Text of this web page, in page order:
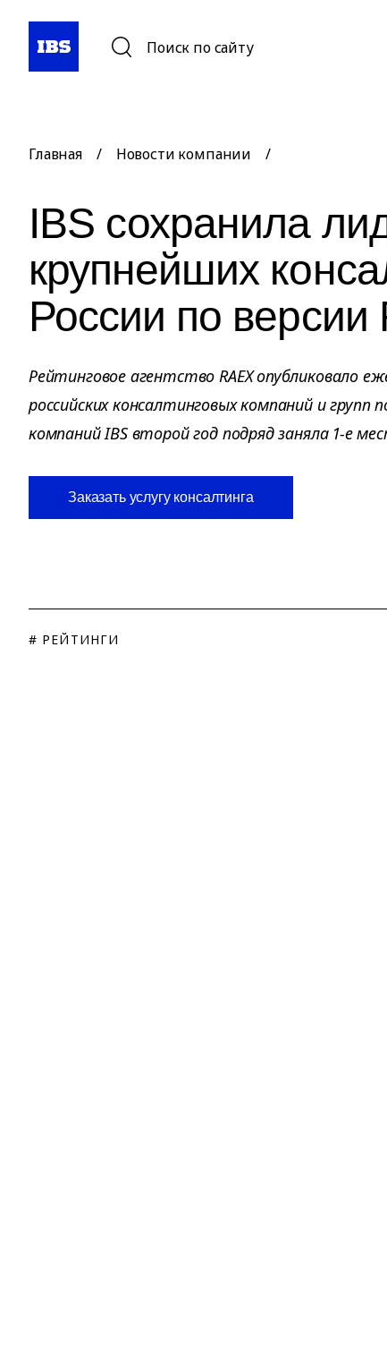
Поиск по сайту
Главная / Новости компании /
IBS сохранила
крупнейших
России по версии
Рейтинговое агентство RAEX опубликовало
российских консалтинговых компаний и групп
компаний IBS второй год подряд заняла 1-е
Заказать услугу консалтинга
# РЕЙТИНГИ